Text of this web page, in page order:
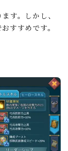
す。しかし、
すすめです。